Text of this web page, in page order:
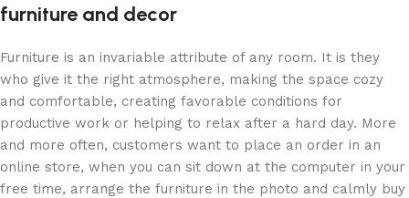
furniture and decor
Furniture is an invariable attribute of any room. It is they
who give it the right atmosphere, making the space cozy
and comfortable, creating favorable conditions for
productive work or helping to relax after a hard day. More
and more often, customers want to place an order in an
online store, when you can sit down at the computer in your
free time, arrange the furniture in the photo and calmly buy